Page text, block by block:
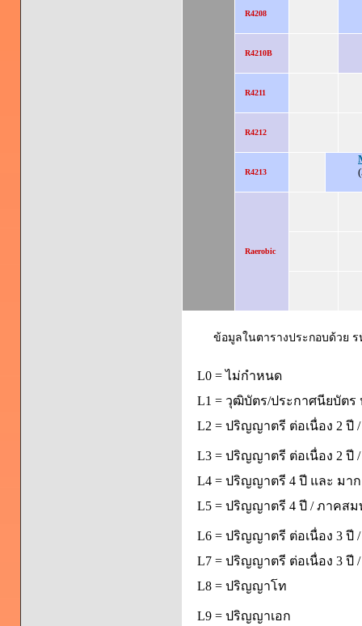
R4208
R4210B
R4211
R4212
R4213
Raerobic
ข้อมูลในตารางประกอบด้วย
L0 = ไม่กำหนด
L1 = วุฒิบัตร/ประกาศนียบัตร
L2 = ปริญญาตรี ต่อเนื่อง 2 ปี
L3 = ปริญญาตรี ต่อเนื่อง 2 ปี
L4 = ปริญญาตรี 4 ปี และ มา
L5 = ปริญญาตรี 4 ปี / ภาคส
L6 = ปริญญาตรี ต่อเนื่อง 3 ปี
L7 = ปริญญาตรี ต่อเนื่อง 3 ปี
L8 = ปริญญาโท
L9 = ปริญญาเอก